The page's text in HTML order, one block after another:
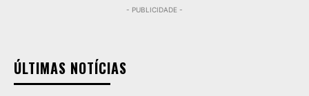
- PUBLICIDADE -
ÚLTIMAS NOTÍCIAS